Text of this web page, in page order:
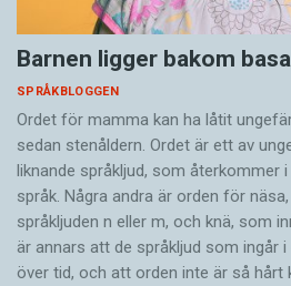
Barnen ligger bakom
SPRÅKBLOGGEN
Ordet för mamma kan ha låtit
sedan stenåldern. Ordet är ett av
liknande språkljud, som återkommer
språk. Några andra är orden för
språkljuden n eller m, och knä, som
är annars att de språkljud som ingår
över tid, och att orden inte är så hårt